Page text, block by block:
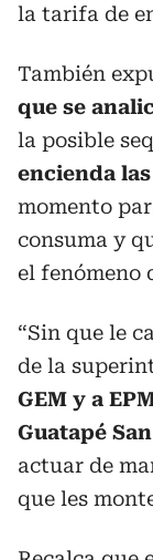
la tarifa de
También
que se
la posible
encienda
momento
consuma y
el fenómeno
“Sin que le
de la
GEM y a
Guatapé
actuar de
que les